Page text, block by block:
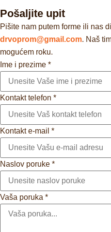
Pošaljite upit
Pišite nam putem forme ili nas
drvoprom@gmail.com. Naš
mogućem roku.
Ime i prezime *
Kontakt telefon *
Kontakt e-mail *
Naslov poruke *
Vaša poruka *